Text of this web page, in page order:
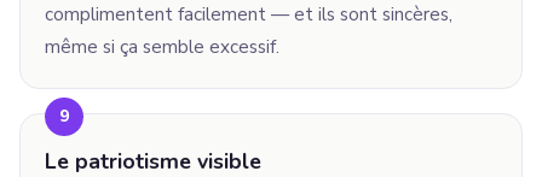
complimentent facilement — et ils sont sincères,
même si ça semble excessif.
9
Le patriotisme visible